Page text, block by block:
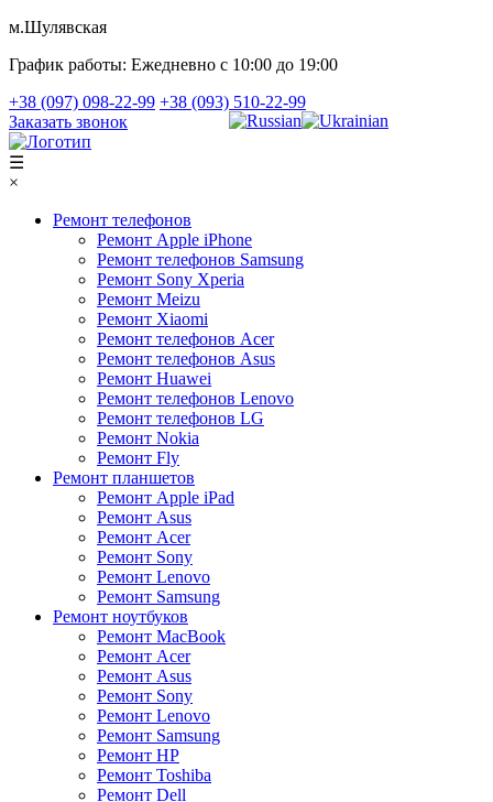
м.Шулявская
График работы: Ежедневно с 10:00 до 19:00
+38 (097) 098-22-99 +38 (093) 510-22-99
Заказать звонок
☰
×
Ремонт телефонов
Ремонт Apple iPhone
Ремонт телефонов Samsung
Ремонт Sony Xperia
Ремонт Meizu
Ремонт Xiaomi
Ремонт телефонов Acer
Ремонт телефонов Asus
Ремонт Huawei
Ремонт телефонов Lenovo
Ремонт телефонов LG
Ремонт Nokia
Ремонт Fly
Ремонт планшетов
Ремонт Apple iPad
Ремонт Asus
Ремонт Acer
Ремонт Sony
Ремонт Lenovo
Ремонт Samsung
Ремонт ноутбуков
Ремонт MacBook
Ремонт Acer
Ремонт Asus
Ремонт Sony
Ремонт Lenovo
Ремонт Samsung
Ремонт HP
Ремонт Toshiba
Ремонт Dell